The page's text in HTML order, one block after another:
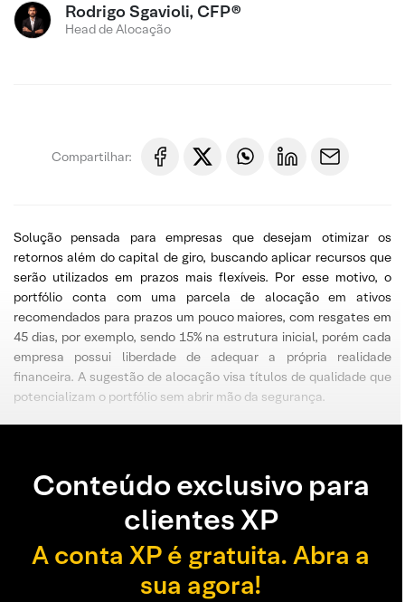
Rodrigo Sgavioli, CFP®
Head de Alocação
Compartilhar:
Solução pensada para empresas que desejam otimizar os
retornos além do capital de giro, buscando aplicar recursos que
serão utilizados em prazos mais flexíveis. Por esse motivo, o
portfólio conta com uma parcela de alocação em ativos
recomendados para prazos um pouco maiores, com resgates em
45 dias, por exemplo, sendo 15% na estrutura inicial, porém cada
empresa possui liberdade de adequar a própria realidade
financeira. A sugestão de alocação visa títulos de qualidade que
potencializam o portfólio sem abrir mão da segurança.
Conteúdo exclusivo para
clientes XP
A conta XP é gratuita. Abra a
sua agora!